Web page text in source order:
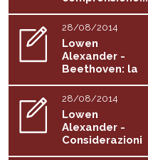
28/08/2014
Lowen
Alexander -
Beethoven: la
musica e il
cosmo
28/08/2014
Lowen
Alexander -
Considerazioni
sull'analisi...